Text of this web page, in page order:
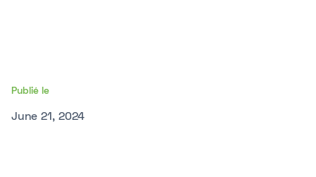
Publié le
June 21, 2024